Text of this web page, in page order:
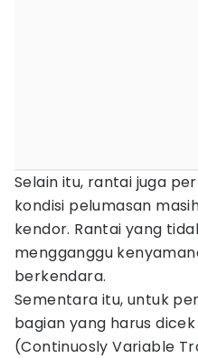
Selain itu, rantai juga
kondisi pelumasan
kendor. Rantai yang
mengganggu
berkendara.
Sementara itu, untuk
bagian yang harus
(Continuosly Variable